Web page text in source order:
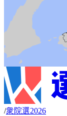
/衆院選2026